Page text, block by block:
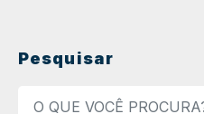
Pesquisar